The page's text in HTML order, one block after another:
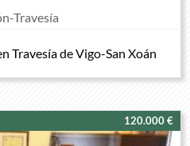
Travesía
Travesía de Vigo-San Xoán
120.000 €